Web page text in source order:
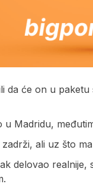
da će on u
Madridu,
ali uz što
delovao